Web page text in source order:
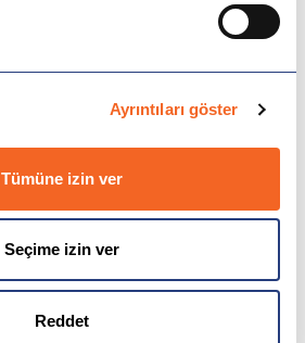
Ayrıntıları göster
Tümüne izin ver
Seçime izin ver
Reddet